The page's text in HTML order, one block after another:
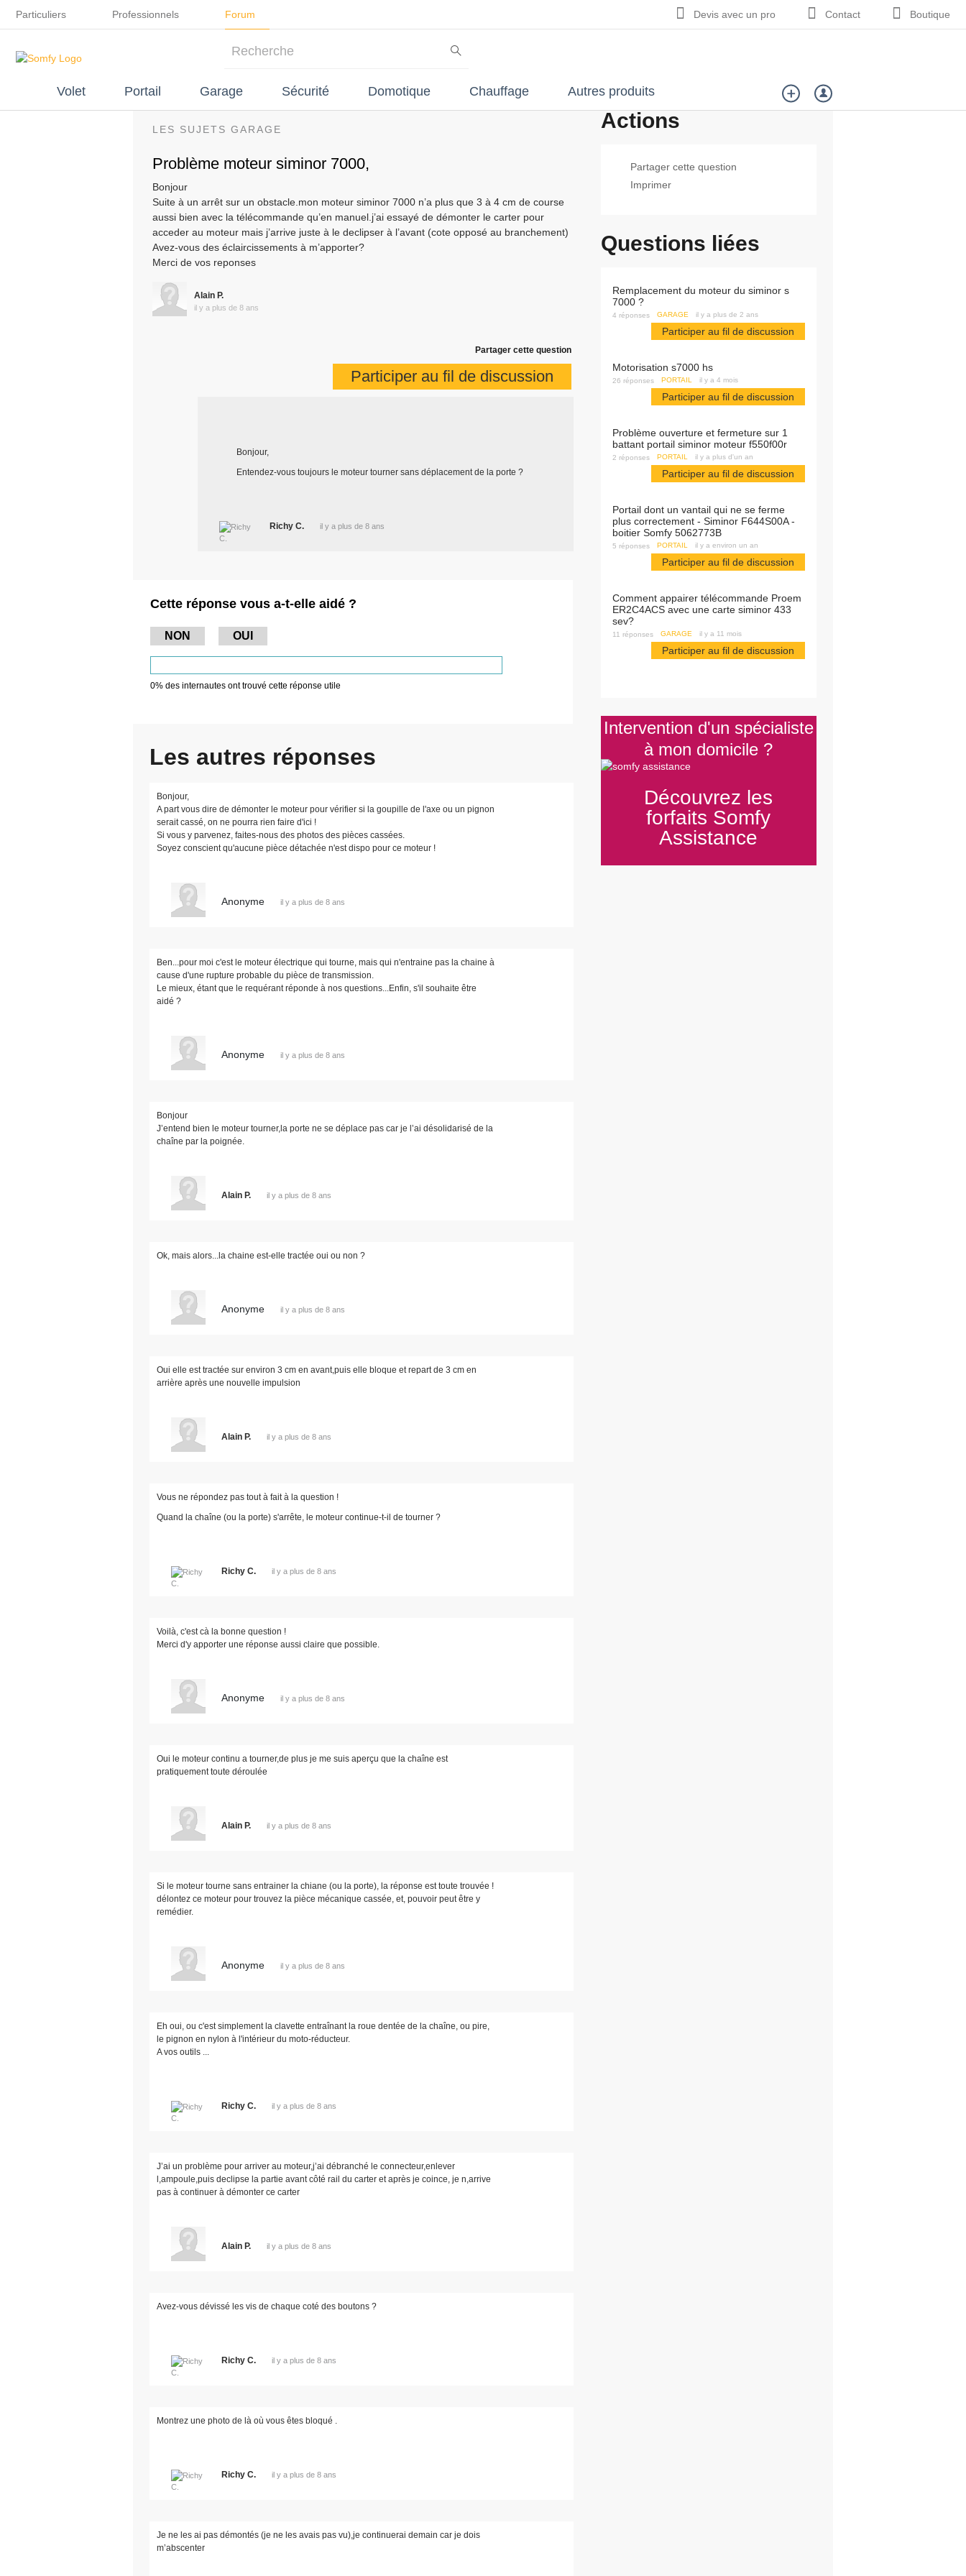
Particuliers Professionnels Forum
Volet Portail Garage Sécurité Domotique Chauffage Autres produits
Devis avec un pro Contact Boutique
LES SUJETS GARAGE
Problème moteur siminor 7000,
Bonjour
Suite à un arrêt sur un obstacle.mon moteur siminor 7000 n’a plus que 3 à 4 cm de course
aussi bien avec la télécommande qu’en manuel.j’ai essayé de démonter le carter pour
acceder au moteur mais j’arrive juste à le declipser à l’avant (cote opposé au branchement)
Avez-vous des éclaircissements à m’apporter?
Merci de vos reponses
Alain P.
il y a plus de 8 ans
Partager cette question
Participer au fil de discussion
Bonjour,
Entendez-vous toujours le moteur tourner sans déplacement de la porte ?
Richy C. il y a plus de 8 ans
Cette réponse vous a-t-elle aidé ?
NON OUI
0% des internautes ont trouvé cette réponse utile
Les autres réponses
Bonjour,
A part vous dire de démonter le moteur pour vérifier si la goupille de l'axe ou un pignon
serait cassé, on ne pourra rien faire d'ici !
Si vous y parvenez, faites-nous des photos des pièces cassées.
Soyez conscient qu'aucune pièce détachée n'est dispo pour ce moteur !
Anonyme il y a plus de 8 ans
Ben...pour moi c'est le moteur électrique qui tourne, mais qui n'entraine pas la chaine à
cause d'une rupture probable du pièce de transmission.
Le mieux, étant que le requérant réponde à nos questions...Enfin, s'il souhaite être
aidé ?
Anonyme il y a plus de 8 ans
Bonjour
J’entend bien le moteur tourner,la porte ne se déplace pas car je l’ai désolidarisé de la
chaîne par la poignée.
Alain P. il y a plus de 8 ans
Ok, mais alors...la chaine est-elle tractée oui ou non ?
Anonyme il y a plus de 8 ans
Oui elle est tractée sur environ 3 cm en avant,puis elle bloque et repart de 3 cm en
arrière après une nouvelle impulsion
Alain P. il y a plus de 8 ans
Vous ne répondez pas tout à fait à la question !
Quand la chaîne (ou la porte) s'arrête, le moteur continue-t-il de tourner ?
Richy C. il y a plus de 8 ans
Voilà, c'est cà la bonne question !
Merci d'y apporter une réponse aussi claire que possible.
Anonyme il y a plus de 8 ans
Oui le moteur continu a tourner,de plus je me suis aperçu que la chaîne est
pratiquement toute déroulée
Alain P. il y a plus de 8 ans
Si le moteur tourne sans entrainer la chiane (ou la porte), la réponse est toute trouvée !
délontez ce moteur pour trouvez la pièce mécanique cassée, et, pouvoir peut être y
remédier.
Anonyme il y a plus de 8 ans
Eh oui, ou c'est simplement la clavette entraînant la roue dentée de la chaîne, ou pire,
le pignon en nylon à l'intérieur du moto-réducteur.
A vos outils ...
Richy C. il y a plus de 8 ans
J’ai un problème pour arriver au moteur,j’ai débranché le connecteur,enlever
l,ampoule,puis declipse la partie avant côté rail du carter et après je coince, je n,arrive
pas à continuer à démonter ce carter
Alain P. il y a plus de 8 ans
Avez-vous dévissé les vis de chaque coté des boutons ?
Richy C. il y a plus de 8 ans
Montrez une photo de là où vous êtes bloqué .
Richy C. il y a plus de 8 ans
Je ne les ai pas démontés (je ne les avais pas vu),je continuerai demain car je dois
m’abscenter
Actions
Partager cette question
Imprimer
Questions liées
remplacement du moteur du siminor s
7000 ?
4 réponses GARAGE il y a plus de 2 ans
Participer au fil de discussion
Motorisation s7000 hs
26 réponses PORTAIL il y a 4 mois
Participer au fil de discussion
problème ouverture et fermeture sur 1
battant portail siminor moteur f550f00r
2 réponses PORTAIL il y a plus d'un an
Participer au fil de discussion
Portail dont un vantail qui ne se ferme
plus correctement - Siminor F644S00A -
boitier Somfy 5062773B
5 réponses PORTAIL il y a environ un an
Participer au fil de discussion
comment appairer télécommande Proem
ER2C4ACS avec une carte siminor 433
sev?
11 réponses GARAGE il y a 11 mois
Participer au fil de discussion
Intervention d'un spécialiste
à mon domicile ?
Découvrez les
forfaits Somfy
Assistance